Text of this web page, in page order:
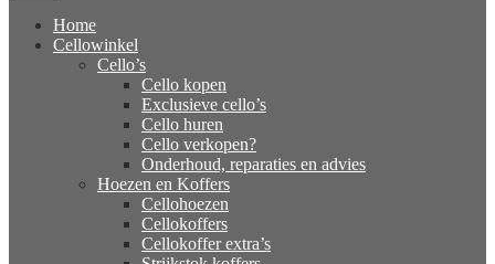
Home
Cellowinkel
Cello’s
Cello kopen
Exclusieve cello’s
Cello huren
Cello verkopen?
Onderhoud, reparaties en advies
Hoezen en Koffers
Cellohoezen
Cellokoffers
Cellokoffer extra’s